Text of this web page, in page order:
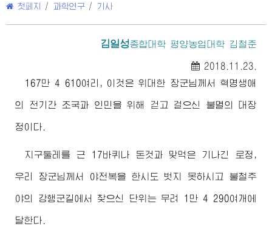
첫페지 / 과학연구 / 기사
김일성종합대학 평양농업대학 김철준
2018.11.23.
167만 4 610여리, 이것은위대한 장군님 께서 혁명생애
의 전기간 조국과 인민을 위해 걷고 걸으신 불멸의 대장
정이다.
지구둘레를 근 17바퀴나 돈것과 맞먹은 기나긴 로정,
우리 장군님 께서 야전복을 한시도 벗지 못하시고 불철주
야의 강행군길에서 찾으신 단위는 무려 1만 4 290여개에
달한다.